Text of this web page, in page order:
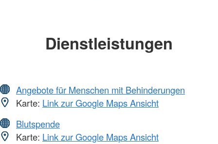
Dienstleistungen
Angebote für Menschen mit Behinderungen
Karte: Link zur Google Maps Ansicht
Blutspende
Karte: Link zur Google Maps Ansicht